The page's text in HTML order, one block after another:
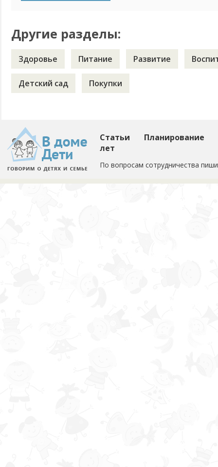
Другие разделы:
Здоровье Питание Развитие
Детский сад Покупки
Статьи
Планирование
лет
По вопросам сотрудничества